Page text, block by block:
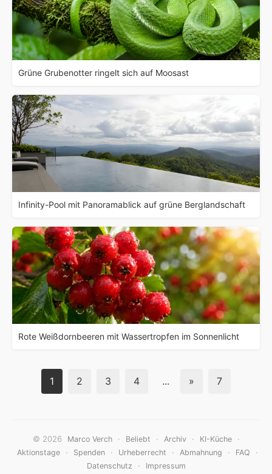
Grüne Grubenotter ringelt sich auf Moosast
Infinity-Pool mit Panoramablick auf grüne Berglandschaft
Rote Weißdornbeeren mit Wassertropfen im Sonnenlicht
1 2 3 4 ... » 7
© 2026 Marco Verch · Beliebt · Archiv · KI-Küche ·
Aktionstage · Spenden · Urheberrecht · Abmahnung · FAQ ·
Datenschutz · Impressum